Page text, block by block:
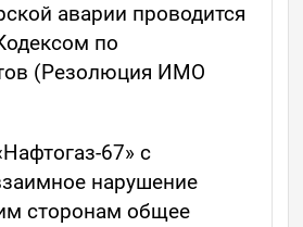
аварии проводится
по
(Резолюция ИМО
67» с
нарушение
сторонам общее